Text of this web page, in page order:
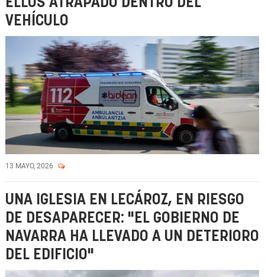
VEHÍCULO
13 MAYO, 2026
UNA IGLESIA EN LECÁROZ, EN RIESGO
DE DESAPARECER: "EL GOBIERNO DE
NAVARRA HA LLEVADO A UN DETERIORO
DEL EDIFICIO"